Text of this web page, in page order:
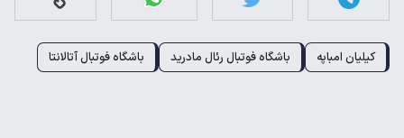
کیلیان امباپه باشگاه فوتبال رئال مادرید باشگاه فوتبال آتالانتا